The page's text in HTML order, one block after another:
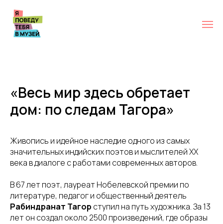
«Весь мир здесь обретает
дом: по следам Тагора»
Живопись и идейное наследие одного из самых
значительных индийских поэтов и мыслителей XX
века в диалоге с работами современных авторов.
В 67 лет поэт, лауреат Нобелевской премии по
литературе, педагог и общественный деятель
Рабиндранат Тагор ступил на путь художника. За 13
лет он создал около 2500 произведений, где образы